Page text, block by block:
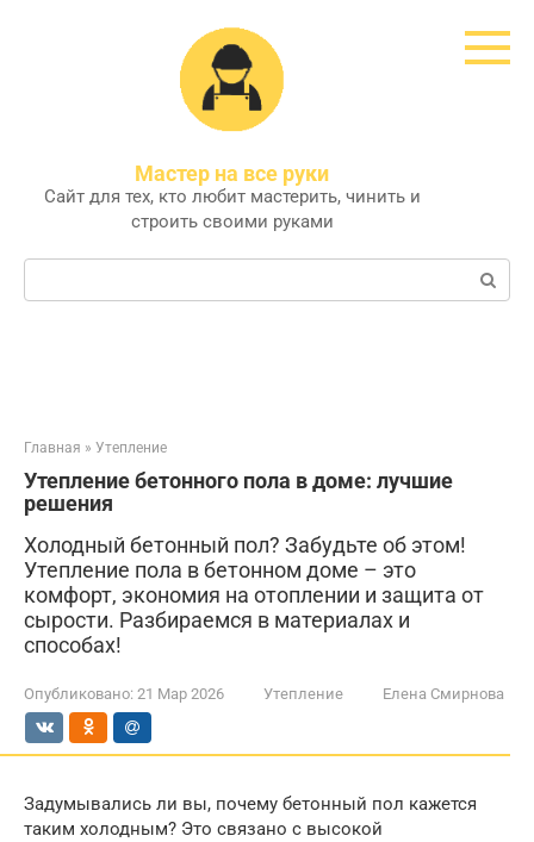
Мастер на все руки
Сайт для тех, кто любит мастерить, чинить и
строить своими руками
Поиск:
Главная » Утепление
Утепление бетонного пола в доме: лучшие
решения
Холодный бетонный пол? Забудьте об этом!
Утепление пола в бетонном доме – это
комфорт, экономия на отоплении и защита от
сырости. Разбираемся в материалах и
способах!
Опубликовано: 21 Мар 2026 Утепление Елена Смирнова
Задумывались ли вы, почему бетонный пол кажется
таким холодным? Это связано с высокой